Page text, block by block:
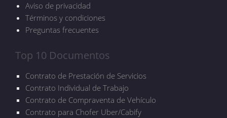
Aviso de privacidad
Términos y condiciones
Preguntas frecuentes
Top 10 Documentos
Contrato de Prestación de Servicios
Contrato Individual de Trabajo
Contrato de Compraventa de Vehículo
Contrato para Chofer Uber/Cabify